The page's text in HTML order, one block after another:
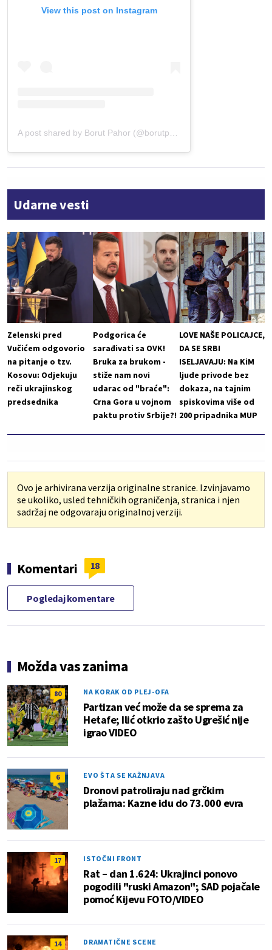
View this post on Instagram
A post shared by Borut Pahor (@borutpahor)
Udarne vesti
Zelenski pred
Vučićem odgovorio
na pitanje o tzv.
Kosovu: Odjekuju
reči ukrajinskog
predsednika
Podgorica će
sarađivati sa OVK!
Bruka za brukom -
stiže nam novi
udarac od "braće":
Crna Gora u vojnom
paktu protiv Srbije?!
LOVE NAŠE POLICAJCE,
DA SE SRBI
ISELJAVAJU: Na KiM
ljude privode bez
dokaza, na tajnim
spiskovima više od
200 pripadnika MUP
Ovo je arhivirana verzija originalne stranice. Izvinjavamo
se ukoliko, usled tehničkih ograničenja, stranica i njen
sadržaj ne odgovaraju originalnoj verziji.
Komentari 18
Pogledaj komentare
Možda vas zanima
80 NA KORAK OD PLEJ-OFA
Partizan već može da se sprema za
Hetafe; Ilić otkrio zašto Ugrešić nije
igrao VIDEO
6 EVO ŠTA SE KAŽNJAVA
Dronovi patroliraju nad grčkim
plažama: Kazne idu do 73.000 evra
17 ISTOČNI FRONT
Rat – dan 1.624: Ukrajinci ponovo
pogodili "ruski Amazon"; SAD pojačale
pomoć Kijevu FOTO/VIDEO
14 DRAMATIČNE SCENE